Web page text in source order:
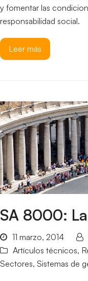
y fomentar las
responsabilidad social.
Leer más
SA 8000:
11 marzo, 2014
Artículos técnicos,
Sectores, Sistemas de